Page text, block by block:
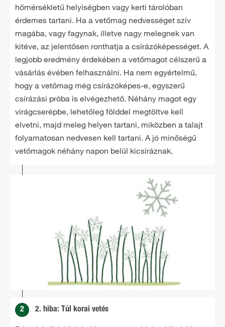
hőmérsékletű helyiségben vagy kerti tárolóban
érdemes tartani. Ha a vetőmag nedvességet szív
magába, vagy fagynak, illetve nagy melegnek van
kitéve, az jelentősen ronthatja a csírázóképességet. A
legjobb eredmény érdekében a vetőmagot célszerű a
vásárlás évében felhasználni. Ha nem egyértelmű,
hogy a vetőmag még csírázóképes-e, egyszerű
csírázási próba is elvégezhető. Néhány magot egy
virágcserépbe, lehetőleg földdel megtöltve kell
elvetni, majd meleg helyen tartani, miközben a talajt
folyamatosan nedvesen kell tartani. A jó minőségű
vetőmagok néhány napon belül kicsíráznak.
2 2. hiba: Túl korai vetés